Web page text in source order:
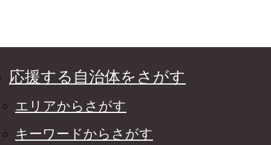
応援する自治体をさがす
エリアからさがす
キーワードからさがす